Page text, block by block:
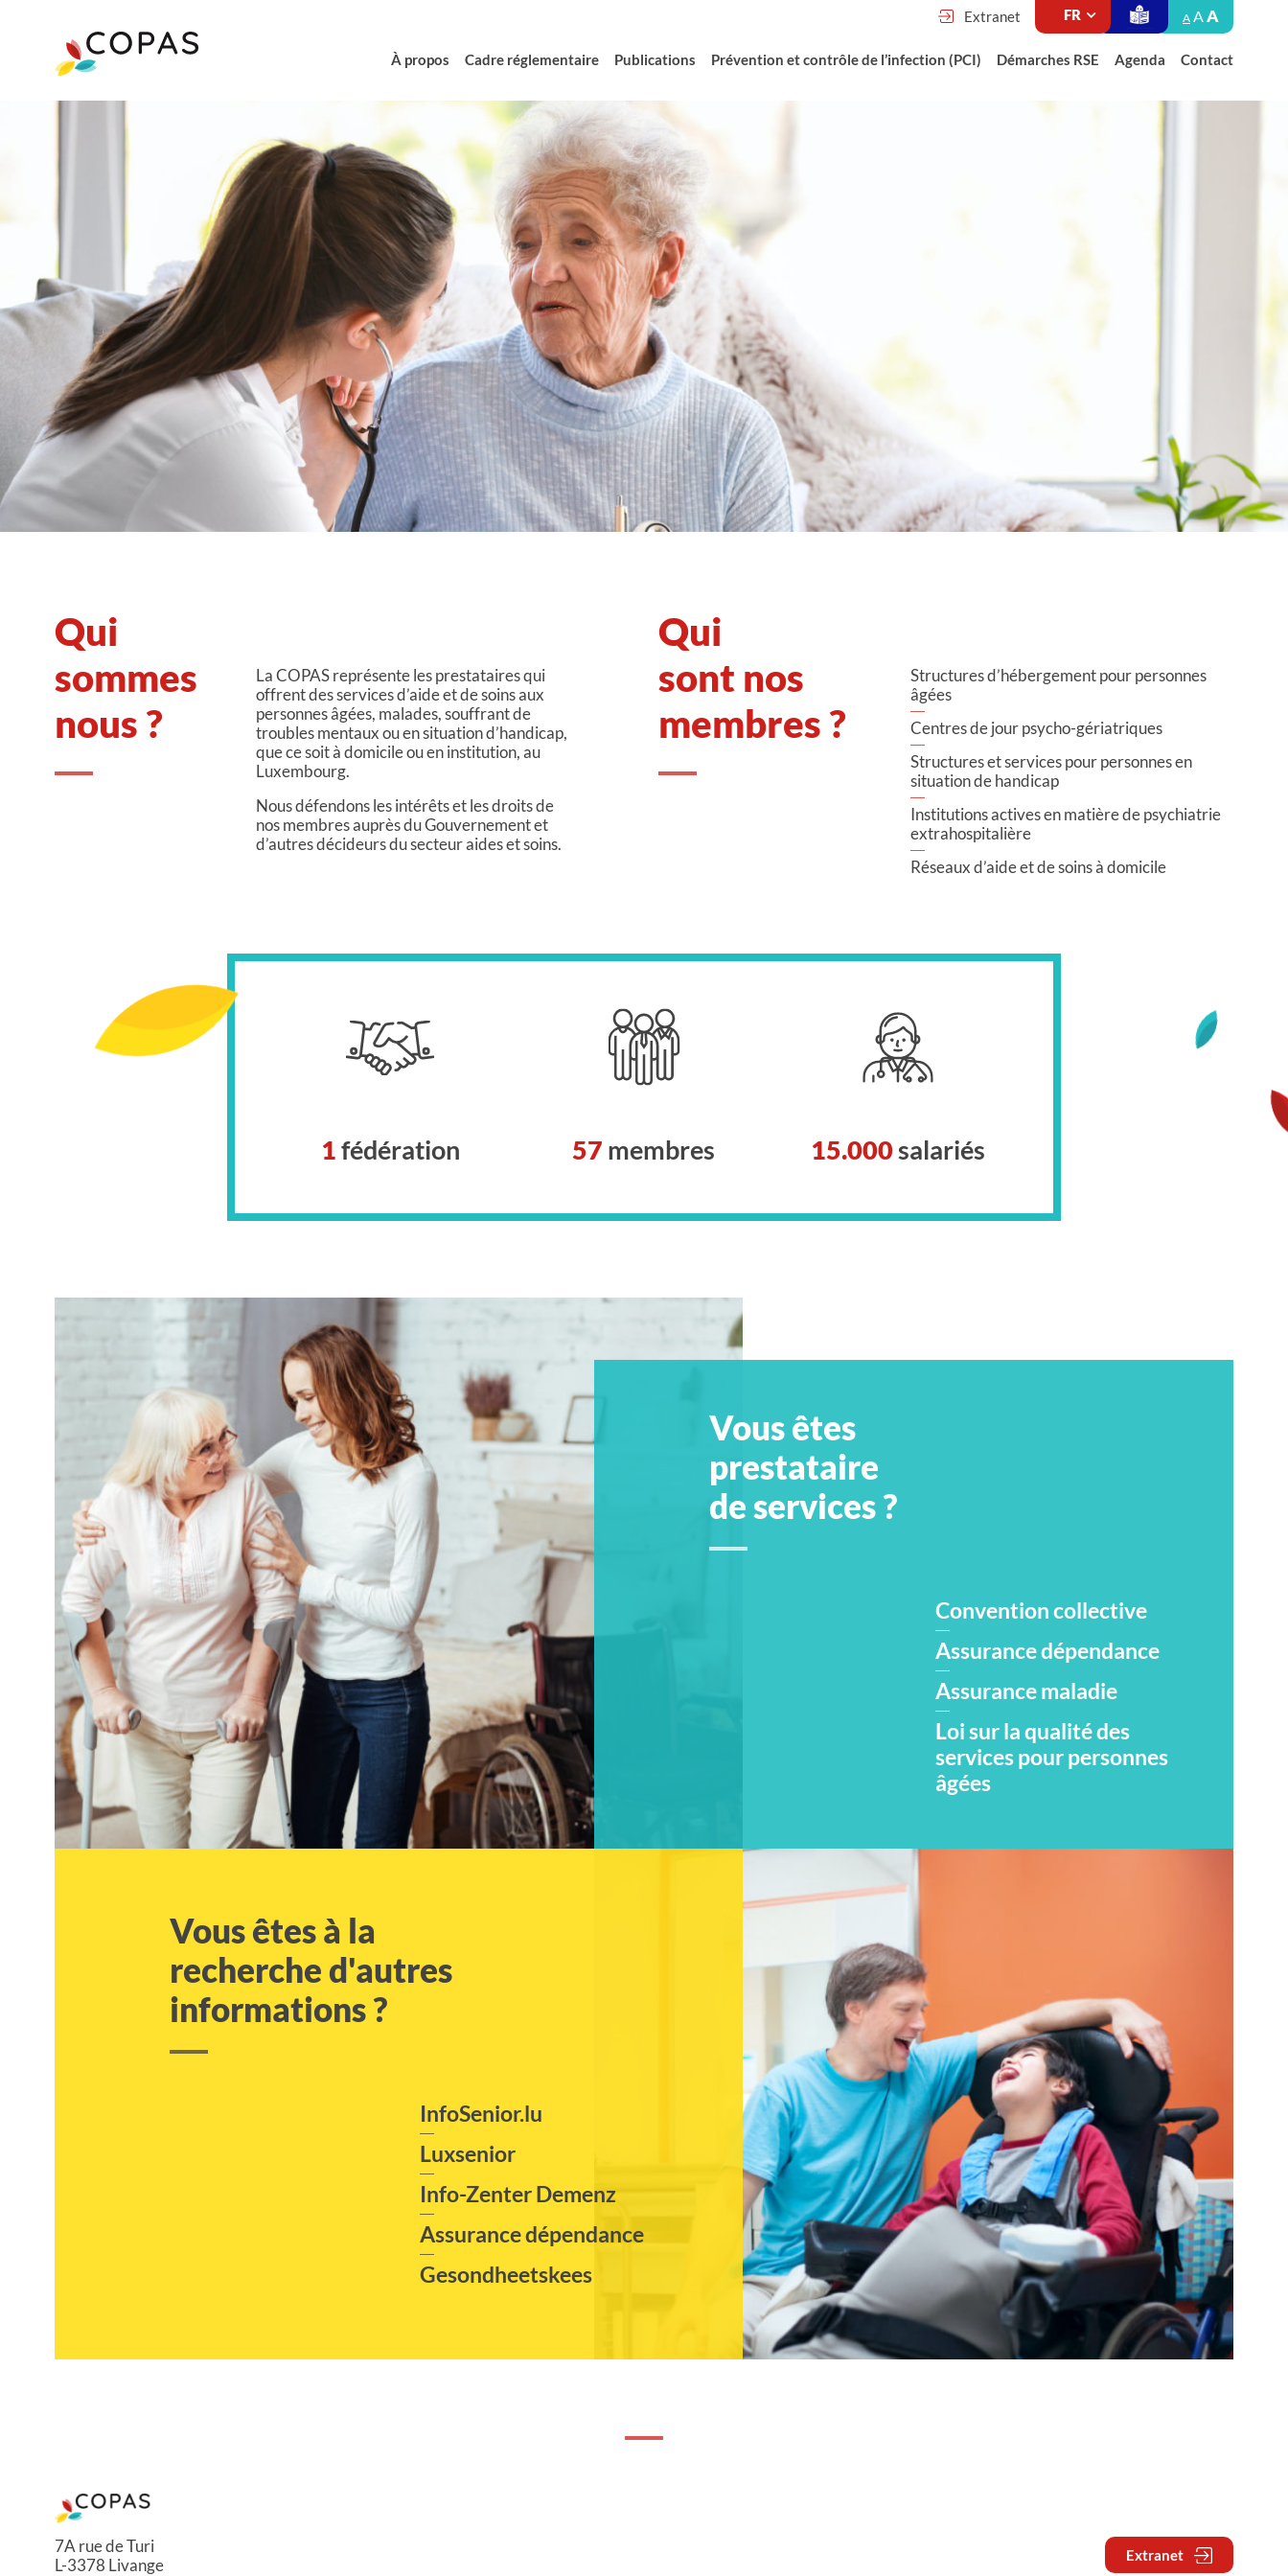
Extranet A AA
À propos Cadre réglementaire Publications Prévention et contrôle de l’infection (PCI) Démarches RSE Agenda Contact
Qui
sommes
nous ?
La COPAS représente les prestataires qui
offrent des services d’aide et de soins aux
personnes âgées, malades, souffrant de
troubles mentaux ou en situation d’handicap,
que ce soit à domicile ou en institution, au
Luxembourg.
Nous défendons les intérêts et les droits de
nos membres auprès du Gouvernement et
d’autres décideurs du secteur aides et soins.
Qui
sont nos
membres ?
Structures d’hébergement pour personnes
âgées
Centres de jour psycho-gériatriques
Structures et services pour personnes en
situation de handicap
Institutions actives en matière de psychiatrie
extrahospitalière
Réseaux d’aide et de soins à domicile
1fédération 57 membres 15.000salariés
Vous êtes
prestataire
de services ?
Convention collective
Assurance dépendance
Assurance maladie
Loi sur la qualité des
services pour personnes
âgées
Vous êtes à la
recherche d'autres
informations ?
InfoSenior.lu
Luxsenior
Info-Zenter Demenz
Assurance dépendance
Gesondheetskees
7A rue de Turi
L-3378 Livange
Extranet